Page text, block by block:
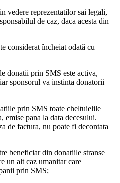
vedere reprezentatilor sai legali,
de caz, daca acesta din
considerat încheiat odată cu
donatii prin SMS este activa,
sponsorul va instinta donatorii
prin SMS toate cheltuielile
emise pana la data decesului.
de factura, nu poate fi decontata
beneficiar din donatiile stranse
un alt caz umanitar care
prin SMS;